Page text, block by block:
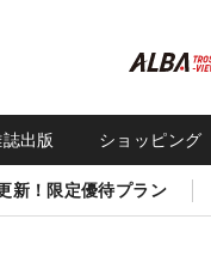
出版 ショッピング
新！限定優待プラン